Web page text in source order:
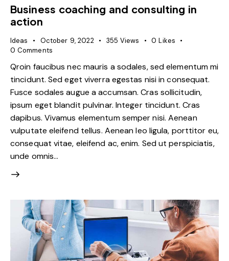
Business coaching and consulting in
action
Ideas October 9, 2022 355 Views 0 Likes
0 Comments
Qroin faucibus nec mauris a sodales, sed elementum mi
tincidunt. Sed eget viverra egestas nisi in consequat.
Fusce sodales augue a accumsan. Cras sollicitudin,
ipsum eget blandit pulvinar. Integer tincidunt. Cras
dapibus. Vivamus elementum semper nisi. Aenean
vulputate eleifend tellus. Aenean leo ligula, porttitor eu,
consequat vitae, eleifend ac, enim. Sed ut perspiciatis,
unde omnis…